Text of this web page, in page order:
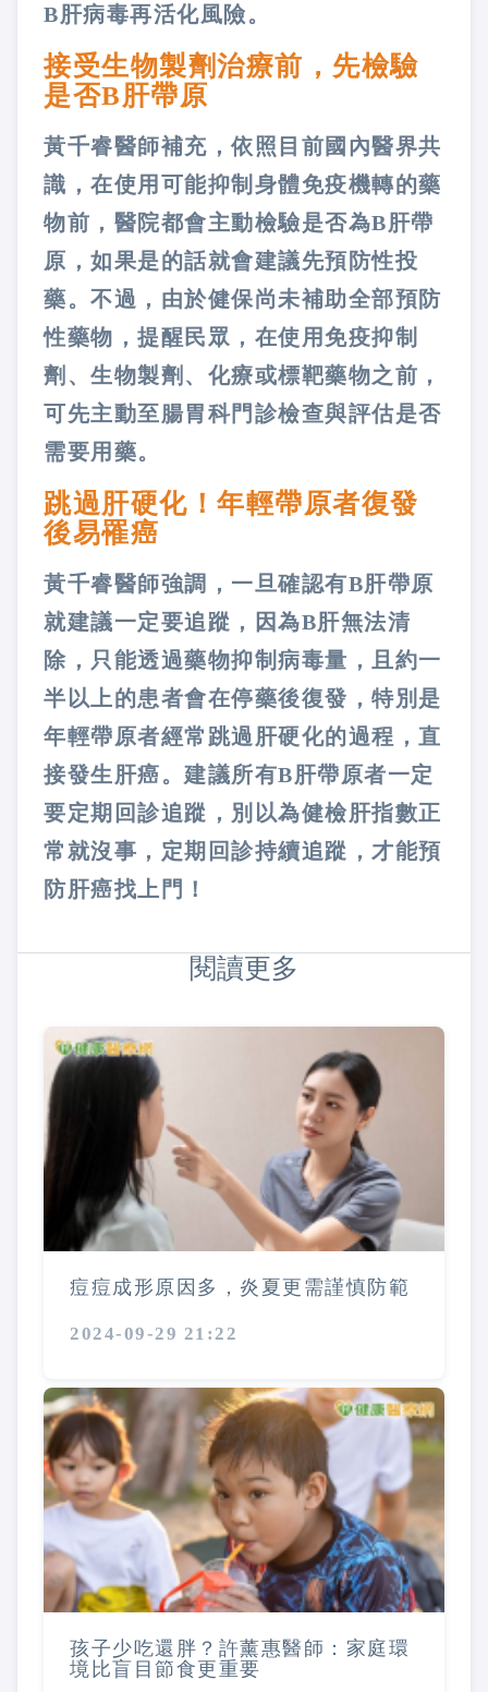
B肝病毒再活化風險。
接受生物製劑治療前，先檢驗
是否B肝帶原
黃千睿醫師補充，依照目前國內醫界共
識，在使用可能抑制身體免疫機轉的藥
物前，醫院都會主動檢驗是否為B肝帶
原，如果是的話就會建議先預防性投
藥。不過，由於健保尚未補助全部預防
性藥物，提醒民眾，在使用免疫抑制
劑、生物製劑、化療或標靶藥物之前，
可先主動至腸胃科門診檢查與評估是否
需要用藥。
跳過肝硬化！年輕帶原者復發
後易罹癌
黃千睿醫師強調，一旦確認有B肝帶原
就建議一定要追蹤，因為B肝無法清
除，只能透過藥物抑制病毒量，且約一
半以上的患者會在停藥後復發，特別是
年輕帶原者經常跳過肝硬化的過程，直
接發生肝癌。建議所有B肝帶原者一定
要定期回診追蹤，別以為健檢肝指數正
常就沒事，定期回診持續追蹤，才能預
防肝癌找上門！
閱讀更多
痘痘成形原因多，炎夏更需謹慎防範
2024-09-29 21:22
孩子少吃還胖？許薰惠醫師：家庭環
境比盲目節食更重要